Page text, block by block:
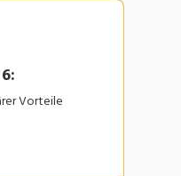
Vorteile